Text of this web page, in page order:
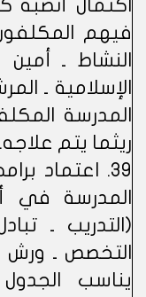
اكتمال أنصبة
فيهم
النشاط ـ أمين
الإسلامية ـ
المدرسة
ريثما يتم علاجه.
39. اعتماد
المدرسة في
(التدريب ـ
التخصص ـ ورش
يناسب